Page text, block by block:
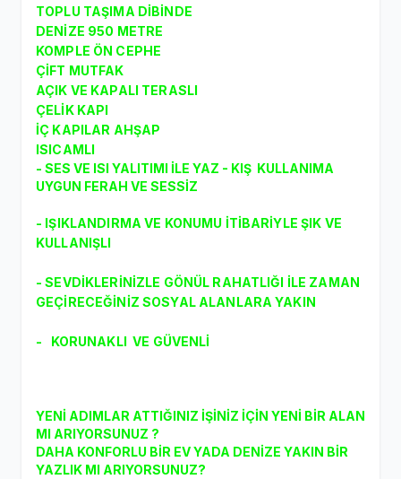
TOPLU TAŞIMA DİBİNDE
DENİZE 950 METRE
KOMPLE ÖN CEPHE
ÇİFT MUTFAK
AÇIK VE KAPALI TERASLI
ÇELİK KAPI
İÇ KAPILAR AHŞAP
ISICAMLI
- SES VE ISI YALITIMI İLE YAZ - KIŞ KULLANIMA
UYGUN FERAH VE SESSİZ
- IŞIKLANDIRMA VE KONUMU İTİBARİYLE ŞIK VE
KULLANIŞLI
- SEVDİKLERİNİZLE GÖNÜL RAHATLIĞI İLE ZAMAN
GEÇİRECEĞİNİZ SOSYAL ALANLARA YAKIN
- KORUNAKLI VE GÜVENLİ
YENİ ADIMLAR ATTIĞINIZ İŞİNİZ İÇİN YENİ BİR ALAN
MI ARIYORSUNUZ ?
DAHA KONFORLU BİR EV YADA DENİZE YAKIN BİR
YAZLIK MI ARIYORSUNUZ?